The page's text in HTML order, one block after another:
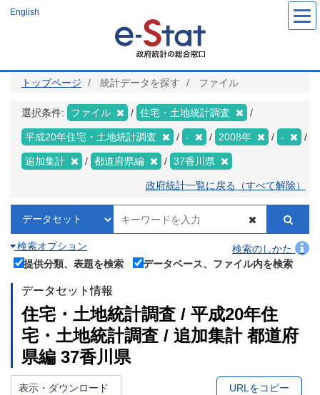
ツ
English
トップページ 統計データを探す ファイル
選択条件: ファイル 住宅・土地統計調査
平成20年住宅・土地統計調査 - 2008年 -
追加集計 都道府県編 37香川県
政府統計一覧に戻る（すべて解除）
検索オプション
検索のしかた
提供分類、表題を検索
データベース、ファイル内を検索
データセット情報
住宅・土地統計調査 / 平成20年住
宅・土地統計調査 / 追加集計 都道府
県編 37香川県
表示・ダウンロード URLをコピー